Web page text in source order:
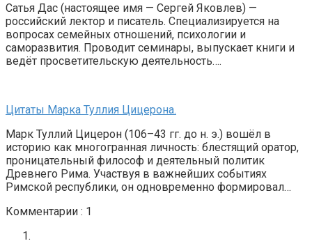
Сатья Дас (настоящее имя — Сергей Яковлев) —
российский лектор и писатель. Специализируется на
вопросах семейных отношений, психологии и
саморазвития. Проводит семинары, выпускает книги и
ведёт просветительскую деятельность….
Цитаты Марка Туллия Цицерона.
Марк Туллий Цицерон (106–43 гг. до н. э.) вошёл в
историю как многогранная личность: блестящий оратор,
проницательный философ и деятельный политик
Древнего Рима. Участвуя в важнейших событиях
Римской республики, он одновременно формировал…
Комментарии : 1